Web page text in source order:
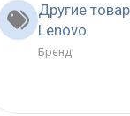
Другие
Lenovo
Бренд